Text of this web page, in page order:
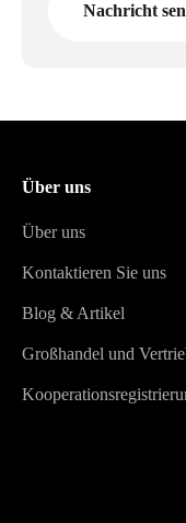
Nachricht
Über uns
Über uns
Kontaktieren Sie uns
Blog & Artikel
Großhandel und